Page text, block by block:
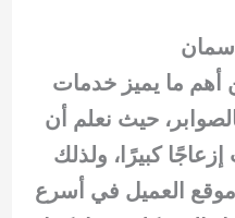
أهم ما يميز خدمات
حيث نعلم أن
كبيرًا، ولذلك
العميل في أسرع